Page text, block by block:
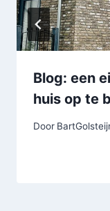
Blog: een
huis op te
Door